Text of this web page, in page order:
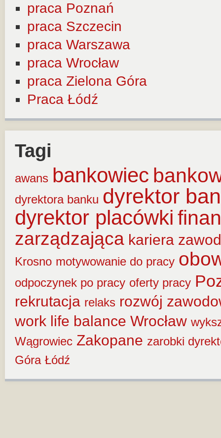
praca Poznań
praca Szczecin
praca Warszawa
praca Wrocław
praca Zielona Góra
Praca Łódź
Tagi
awans bankowiec
dyrektora banku dyrektor
dyrektor placówki
zarządzająca kariera
Krosno motywowanie do pracy
odpoczynek po pracy oferty pracy
rekrutacja relaks rozwój
work life balance Wrocław
Wągrowiec Zakopane zarobki
Góra Łódź